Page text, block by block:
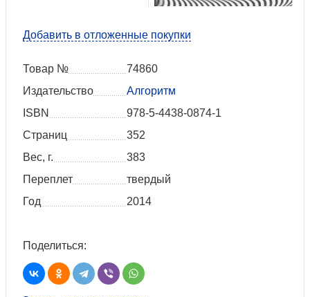
Добавить в отложенные покупки
Товар №
74860
Издательство
Алгоритм
ISBN
978-5-4438-0874-1
Страниц
352
Вес, г.
383
Переплет
твердый
Год
2014
Поделиться: